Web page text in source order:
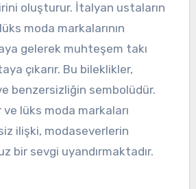
oluşturur. İtalyan ustaların
moda markalarının
gelerek muhteşem takı
çıkarır. Bu bileklikler,
benzersizliğin sembolüdür.
lüks moda markaları
ilişki, modaseverlerin
bir sevgi uyandırmaktadır.